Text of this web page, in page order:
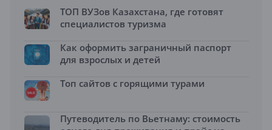
ТОП ВУЗов Казахстана, где готовят
специалистов туризма
Как оформить заграничный паспорт
для взрослых и детей
Топ сайтов с горящими турами
Путеводитель по Вьетнаму: стоимость